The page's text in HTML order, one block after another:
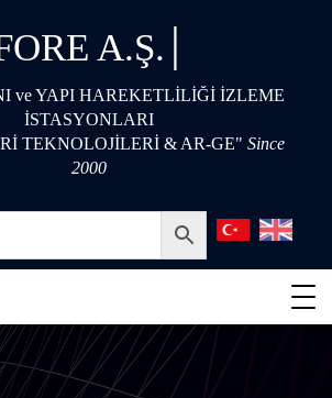
A.Ş. |
ve YAPI HAREKETLİLİĞİ İZLEME
İSTASYONLARI
TEKNOLOJİLERİ & AR-GE" Since
2000